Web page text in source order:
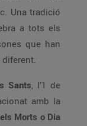
Una tradició
a tots els
que han
diferent.
Sants, l’1 de
amb la
Morts o Dia